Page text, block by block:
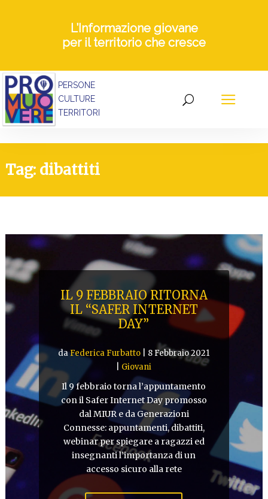
L’Informazione giovane
per il territorio che cresce
PERSONE
CULTURE
TERRITORI
Tag: dibattiti
IL 9 FEBBRAIO RITORNA
IL “SAFER INTERNET
DAY”
daFederica Furbatto
8 Febbraio 2021
Giovani
Il 9 febbraio torna l’appuntamento
con il Safer Internet Day promosso
dal MIUR e da Generazioni
Connesse: appuntamenti, dibattiti,
webinar per spiegare a ragazzi ed
insegnanti l’importanza di un
accesso sicuro alla rete